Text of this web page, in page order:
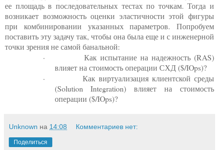
ее площадь в последовательных тестах по точкам. Тогда и
возникает возможность оценки эластичности этой фигуры
при комбинировании указанных параметров. Попробуем
поставить эту задачу так, чтобы она была еще и с инженерной
точки зрения не самой банальной:
·
Как испытание на надежность (RAS)
влияет на стоимость операции СХД ($/IOps)?
·
Как виртуализация клиентской среды
(Solution Integration) влияет на стоимость
операции ($/IOps)?
Unknown на 14:08 Комментариев нет:
Поделиться